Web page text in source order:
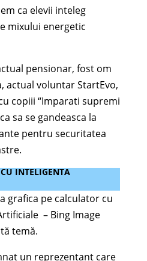
ca elevii inteleg
mixului energetic
pensionar, fost om
actual voluntar StartEvo,
copiii “Imparati supremi
sa se gandeasca la
pentru securitatea
INTELIGENTA
grafica pe calculator cu
– Bing Image
temă.
un reprezentant care